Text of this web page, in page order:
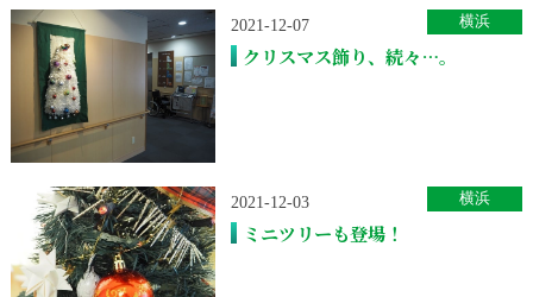
2021-12-07
クリスマス飾り、続々…。
横浜
2021-12-03
ミニツリーも登場！
横浜